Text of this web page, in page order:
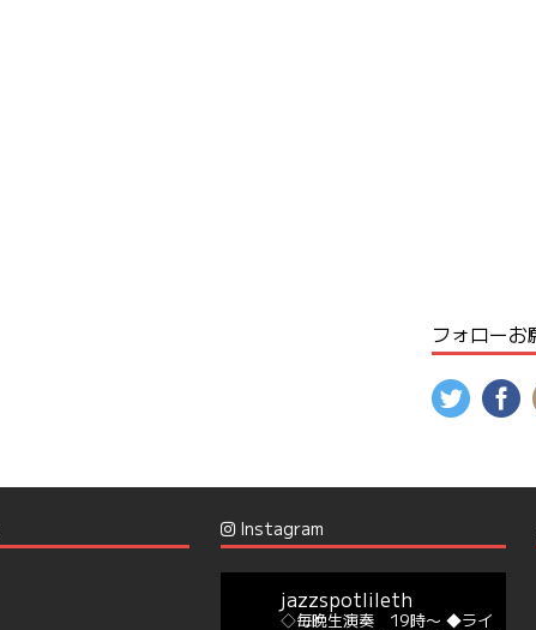
フォローお
Instagram
jazzspotlileth
◇毎晩生演奏 19時〜 ◆ライ